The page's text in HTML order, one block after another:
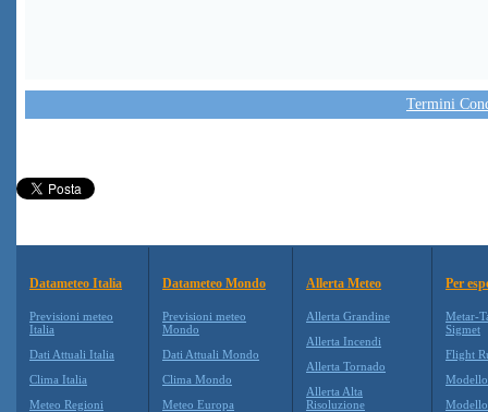
Termini
Datameteo Italia
Previsioni meteo
Italia
Dati Attuali Italia
Clima Italia
Meteo Regioni
Datameteo Mondo
Previsioni meteo
Mondo
Dati Attuali Mondo
Clima Mondo
Meteo Europa
Allerta Meteo
Allerta Grandine
Allerta Incendi
Allerta Tornado
Allerta Alta
Risoluzione
Per
Metar-
Sigmet
Flight